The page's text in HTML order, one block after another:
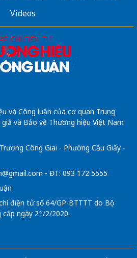
Videos
và Công luận của cơ quan Trung
và Bảo vệ Thương hiệu Việt Nam
Công Giai - Phường Cầu Giấy -
- ĐT: 093 172 5555
điện tử số 64/GP-BTTTT do Bộ
ngày 21/2/2020.